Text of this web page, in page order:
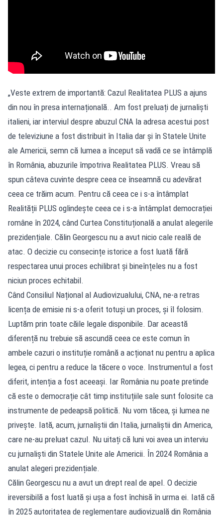
„Veste extrem de importantă: Cazul Realitatea PLUS a ajuns
din nou în presa internațională.. Am fost preluați de jurnaliști
italieni, iar interviul despre abuzul CNA la adresa acestui post
de televiziune a fost distribuit în Italia dar și în Statele Unite
ale Americii, semn că lumea a început să vadă ce se întâmplă
în România, abuzurile împotriva Realitatea PLUS. Vreau să
spun câteva cuvinte despre ceea ce înseamnă cu adevărat
ceea ce trăim acum. Pentru că ceea ce i s-a întâmplat
Realității PLUS oglindește ceea ce i s-a întâmplat democrației
române în 2024, când Curtea Constituțională a anulat alegerile
prezidențiale. Călin Georgescu nu a avut nicio cale reală de
atac. O decizie cu consecințe istorice a fost luată fără
respectarea unui proces echilibrat și bineînțeles nu a fost
niciun proces echitabil.
Când Consiliul Național al Audiovizualului, CNA, ne-a retras
licența de emisie ni s-a oferit totuși un proces, și îl folosim.
Luptăm prin toate căile legale disponibile. Dar această
diferență nu trebuie să ascundă ceea ce este comun în
ambele cazuri o instituție română a acționat nu pentru a aplica
legea, ci pentru a reduce la tăcere o voce. Instrumentul a fost
diferit, intenția a fost aceeași. Iar România nu poate pretinde
că este o democrație cât timp instituțiile sale sunt folosite ca
instrumente de pedeapsă politică. Nu vom tăcea, și lumea ne
privește. Iată, acum, jurnaliștii din Italia, jurnaliștii din America,
care ne-au preluat cazul. Nu uitați că luni voi avea un interviu
cu jurnaliști din Statele Unite ale Americii. În 2024 România a
anulat alegeri prezidențiale.
Călin Georgescu nu a avut un drept real de apel. O decizie
ireversibilă a fost luată și ușa a fost închisă în urma ei. Iată că
în 2025 autoritatea de reglementare audiovizuală din România